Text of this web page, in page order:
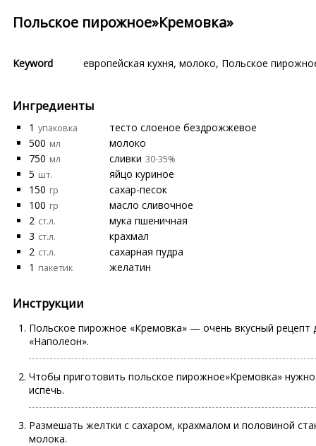
Польское пирожное»Кремовка»
Keyword европейская кухня, молоко, Польское
Ингредиенты
1 упаковка
тесто слоеное бездрожжевое
500 мл
молоко
750 мл сливки 30-35%
5 шт.
яйцо куриное
150 гр
сахар-песок
100 гр
масло сливочное
2 ст.л.
мука пшеничная
3 ст.л.
крахмал
2 ст.л.
сахарная пудра
1 пакетик желатин
Инструкции
Польское пирожное «Кремовка» — очень вкусный
«Наполеон».
Чтобы приготовить польское пирожное»Кремовка»
испечь.
Размешать желтки с сахаром, крахмалом и половиной
молока.